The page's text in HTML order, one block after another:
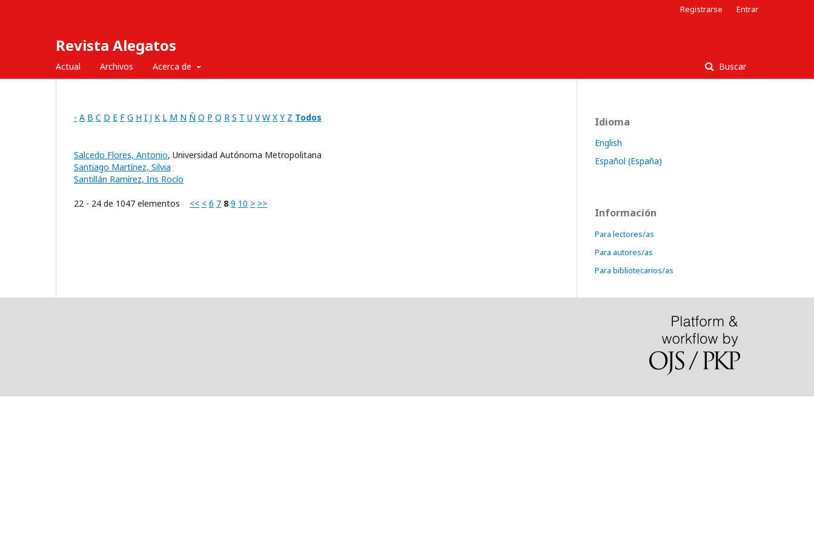
Revista Alegatos
Actual Archivos Acerca de Buscar
Registrarse Entrar
- A B C D E F G H I J K L M N Ñ O P Q R S T U V W X Y Z Todos
Salcedo Flores, Antonio, Universidad Autónoma Metropolitana
Santiago Martínez, Silvia
Santillán Ramírez, Iris Rocío
22 - 24 de 1047 elementos << < 6 7 8 9 10 > >>
Idioma
English
Español (España)
Información
Para lectores/as
Para autores/as
Para bibliotecarios/as